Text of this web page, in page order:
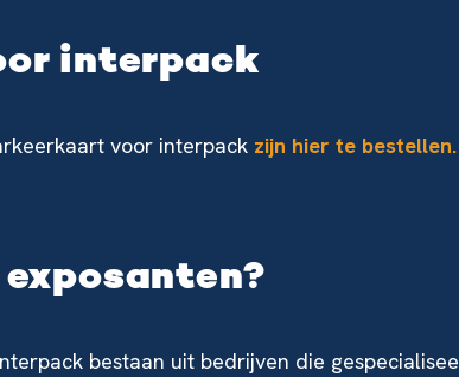
interpack
voor interpack zijn hier te bestellen.
bestaan uit bedrijven die